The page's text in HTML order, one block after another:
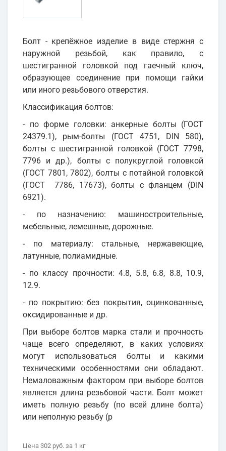
Болт - крепёжное изделие в виде стержня с
наружной резьбой, как правило, с
шестигранной головкой под гаечный ключ,
образующее соединение при помощи гайки
или иного резьбового отверстия.
Классификация болтов:
- по форме головки: анкерные болты (ГОСТ
24379.1), рым-болты (ГОСТ 4751, DIN 580),
болты с шестигранной головкой (ГОСТ 7798,
7796 и др.), болты с полукруглой головкой
(ГОСТ 7801, 7802), болты с потайной головкой
(ГОСТ 7786, 17673), болты с фланцем (DIN
6921).
- по назначению: машиностроительные,
мебельные, лемешные, дорожные.
- по материалу: стальные, нержавеющие,
латунные, полиамидные.
- по классу прочности: 4.8, 5.8, 6.8, 8.8, 10.9,
12.9.
- по покрытию: без покрытия, оцинкованные,
оксидированные и др.
При выборе болтов марка стали и прочность
чаще всего определяют, в каких условиях
могут использоваться болты и какими
техническими особенностями они обладают.
Немаловажным фактором при выборе болтов
является длина резьбовой части. Болт может
иметь полную резьбу (по всей длине болта)
или неполную резьбу (р
Цена 302 руб. за 1 кг